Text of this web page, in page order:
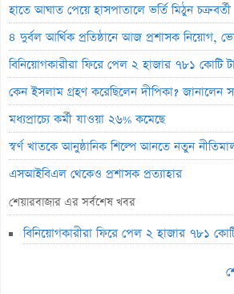
হাতে আঘাত পেয়ে হাসপাতালে ভর্তি মিঠুন চক্রবর্তী
৪ দুর্বল আর্থিক প্রতিষ্ঠানে আজ প্রশাসক নিয়োগ,
বিনিয়োগকারীরা ফিরে পেল ২ হাজার ৭৮১ কোটি
কেন ইসলাম গ্রহণ করেছিলেন দীপিকা? জানালেন
মধ্যপ্রাচ্যে কর্মী যাওয়া ২৬% কমেছে
স্বর্ণ খাতকে আনুষ্ঠানিক শিল্পে আনতে নতুন
এসআইবিএল থেকেও প্রশাসক প্রত্যাহার
৮০০ কোটি টাকার বন্ড জালিয়াতি তদন্তে সিআইডি
সাপ্তাহিক লুজারের শীর্ষে এস আলম কোল্ড রোল্ড
শেয়ারবাজার এর সর্বশেষ খবর
বিনিয়োগকারীরা ফিরে পেল ২ হাজার ৭৮১